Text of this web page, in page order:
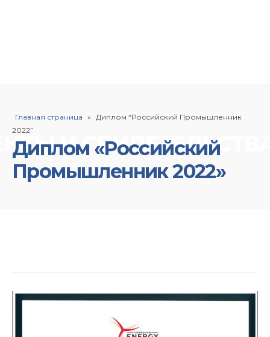
Главная страница » Диплом “Российский Промышленник
2022”
Диплом «Российский
Промышленник 2022»